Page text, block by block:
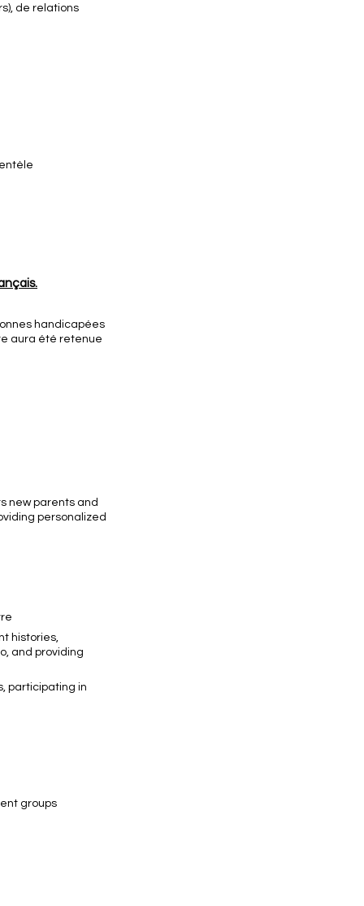
de relations
handicapées
aura été retenue
new parents and
personalized
histories,
and providing
participating in
groups